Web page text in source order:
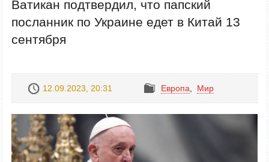
Ватикан подтвердил, что папский
посланник по Украине едет в Китай 13
сентября
12.09.2023, 20:31 Европа Mир